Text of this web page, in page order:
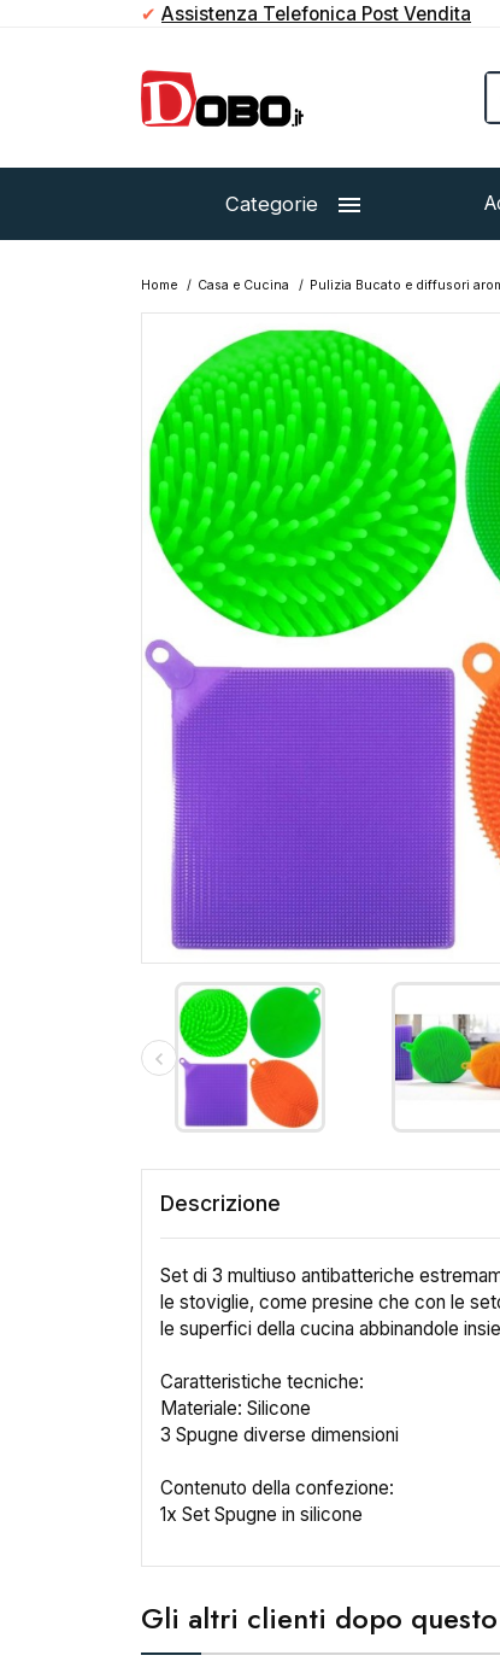
✔ Paga in contanti direttamente al
Categorie 
Home Casa e Cucina Pulizia Bucato e diffusori
Descrizione
Set di 3 multiuso antibatteriche
le stoviglie, come presine che con le
le superfici della cucina abbinandole
Caratteristiche tecniche:
Materiale: Silicone
3 Spugne diverse dimensioni
Contenuto della confezione:
1x Set Spugne in silicone
Gli altri clienti dopo